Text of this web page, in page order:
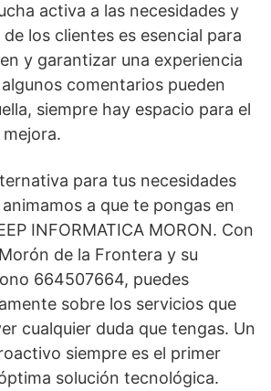
activa a las necesidades y
los clientes es esencial para
y garantizar una experiencia
comentarios pueden
siempre hay espacio para el
para tus necesidades
a que te pongas en
INFORMATICA MORON. Con
de la Frontera y su
664507664, puedes
sobre los servicios que
cualquier duda que tengas. Un
siempre es el primer
solución tecnológica.